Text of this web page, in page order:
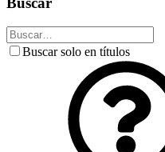
Buscar solo en títulos